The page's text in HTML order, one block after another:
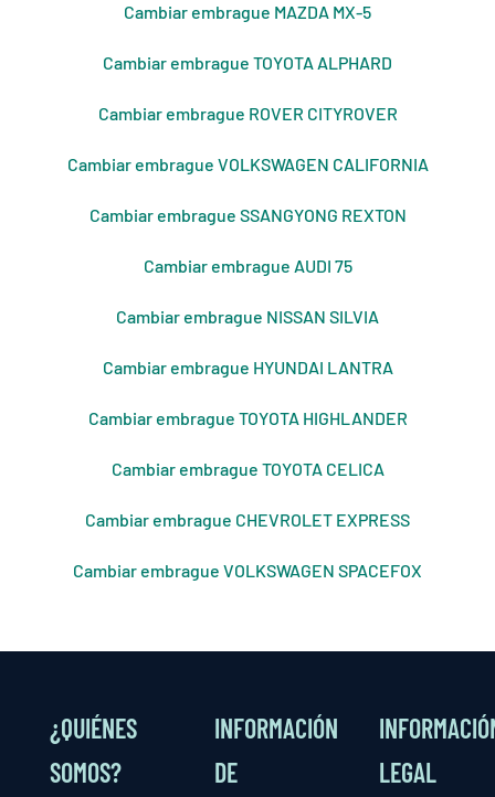
Cambiar embrague MAZDA MX-5
Cambiar embrague TOYOTA ALPHARD
Cambiar embrague ROVER CITYROVER
Cambiar embrague VOLKSWAGEN CALIFORNIA
Cambiar embrague SSANGYONG REXTON
Cambiar embrague AUDI 75
Cambiar embrague NISSAN SILVIA
Cambiar embrague HYUNDAI LANTRA
Cambiar embrague TOYOTA HIGHLANDER
Cambiar embrague TOYOTA CELICA
Cambiar embrague CHEVROLET EXPRESS
Cambiar embrague VOLKSWAGEN SPACEFOX
¿QUIÉNES
SOMOS?
INFORMACIÓN
DE
LEGAL